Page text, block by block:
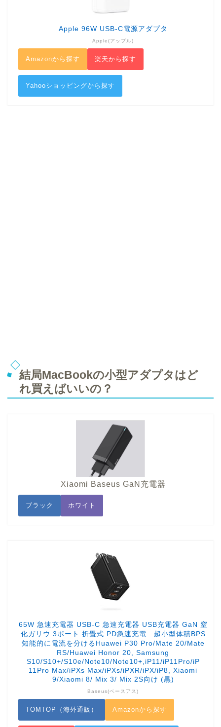
Apple 96W USB-C電源アダプタ
Apple(アップル)
Amazonから探す 楽天から探す
Yahooショッピングから探す
結局MacBookの小型アダプタはど
れ買えばいいの？
Xiaomi Baseus GaN充電器
ブラック ホワイト
65W 急速充電器 USB-C 急速充電器 USB充電器 GaN 窒
化ガリウ 3ポート 折畳式 PD急速充電 超小型体積BPS
知能的に電流を分けるHuawei P30 Pro/Mate 20/Mate
RS/Huawei Honor 20, Samsung
S10/S10+/S10e/Note10/Note10+,iP11/iP11Pro/iP
11Pro Max/iPXs Max/iPXs/iPXR/iPX/iP8, Xiaomi
9/Xiaomi 8/ Mix 3/ Mix 2S向け (黒)
Baseus(ベースアス)
TOMTOP（海外通販） Amazonから探す